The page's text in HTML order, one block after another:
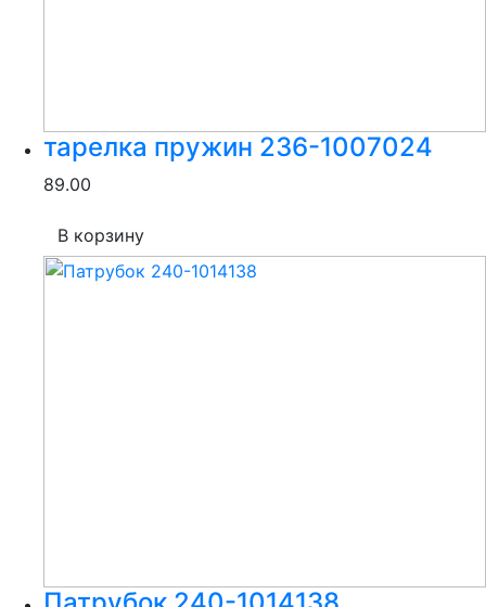
тарелка пружин 236-1007024
89.00
В корзину